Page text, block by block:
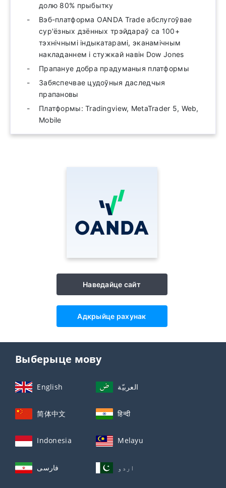
долю 80% прыбытку
Вэб-платформа OANDA Trade абслугоўвае
сур'ёзных дзённых трэйдараў са 100+
тэхнічнымі індыкатарамі, эканамічным
накладаннем і стужкай навін Dow Jones
Прапануе добра прадуманыя платформы
Забяспечвае цудоўныя даследчыя
прапановы
Платформы: Tradingview, MetaTrader 5, Web,
Mobile
Наведайце сайт
Адкрыйце рахунак
Выберыце мову
English العربيّة
简体中文 हिन्दी
Indonesia Melayu
فارسی اردو